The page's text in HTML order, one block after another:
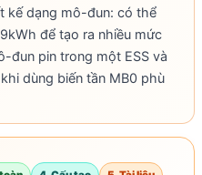
kế dạng mô-đun: có thể
để tạo ra nhiều mức
đun pin trong một ESS và
dùng biến tần MB0 phù